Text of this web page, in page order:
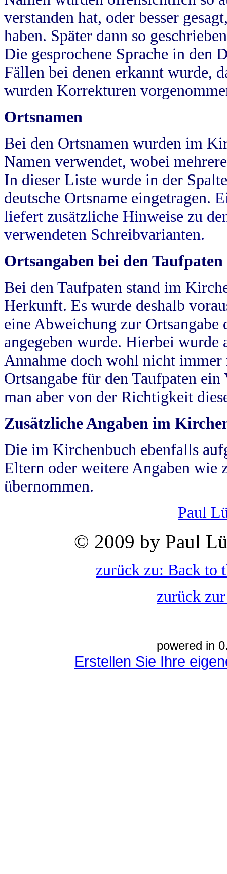
verstanden hat, oder besser
haben. Später dann so
Die gesprochene Sprache in
Fällen bei denen erkannt wurde,
wurden Korrekturen
Ortsnamen
Bei den Ortsnamen wurden im
Namen verwendet, wobei
In dieser Liste wurde in der
deutsche Ortsname eingetragen.
liefert zusätzliche Hinweise zu
verwendeten Schreibvarianten.
Ortsangaben bei den Taufpaten
Bei den Taufpaten stand im
Herkunft. Es wurde deshalb
eine Abweichung zur
angegeben wurde. Hierbei wurde
Annahme doch wohl nicht
Ortsangabe für den Taufpaten
man aber von der Richtigkeit
Zusätzliche Angaben im
Die im Kirchenbuch ebenfalls
Eltern oder weitere Angaben wie
übernommen.
Paul
© 2009 by Paul
zurück zu: Back to
zurück
powered in
Erstellen Sie Ihre